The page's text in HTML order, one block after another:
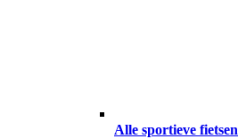
Alle sportieve fietsen